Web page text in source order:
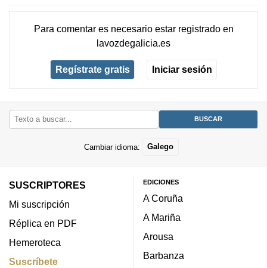
Para comentar es necesario estar registradoen
lavozdegalicia.es
Regístrate gratis Iniciar sesión
Cambiar idioma: Galego
SUSCRIPTORES
Mi suscripción
Réplica en PDF
Hemeroteca
Suscríbete
EDICIONES
A Coruña
A Mariña
Arousa
Barbanza